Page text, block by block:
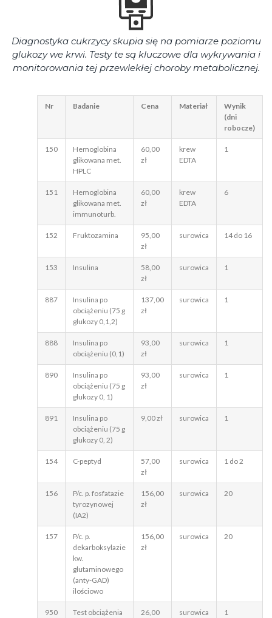
Diagnostyka cukrzycy skupia się na pomiarze poziomu
glukozy we krwi. Testy te są kluczowe dla wykrywania i
monitorowania tej przewlekłej choroby metabolicznej.
Nr Badanie Cena Materiał
Wynik
(dni
robocze)
150
Hemoglobina
glikowana met.
HPLC
60,00
zł
krew
EDTA
1
151
Hemoglobina
glikowana met.
immunoturb.
60,00
zł
krew
EDTA
6
152 Fruktozamina
95,00
zł
surowica 14 do 16
153 Insulina
58,00
zł
surowica 1
887
Insulina po
obciążeniu (75 g
glukozy 0,1,2)
137,00
zł
surowica 1
888
Insulina po
obciążeniu (0,1)
93,00
zł
surowica 1
890
Insulina po
obciążeniu (75 g
glukozy 0, 1)
93,00
zł
surowica 1
891
Insulina po
obciążeniu (75 g
glukozy 0, 2)
9,00 zł surowica 1
154 C-peptyd
57,00
zł
surowica 1 do 2
156
P/c. p. fosfatazie
tyrozynowej
(IA2)
156,00
zł
surowica 20
157
P/c. p.
dekarboksylazie
kw.
glutaminowego
(anty-GAD)
ilościowo
156,00
zł
surowica 20
950
Test obciążenia
26,00
surowica 1